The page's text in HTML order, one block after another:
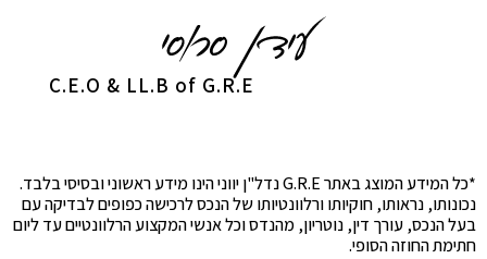
C.E.O & LL.B of G.R.E
*כל המידע המוצג באתר G.R.E נדל"ן יווני הינו מידע ראשוני ובסיסי בלבד.
נכונותו, נראותו, חוקיותו ורלוונטיותו של הנכס לרכישה כפופים לבדיקה עם
בעל הנכס, עורך דין, נוטריון, מהנדס וכל אנשי המקצוע הרלוונטיים עד ליום
חתימת החוזה הסופי.